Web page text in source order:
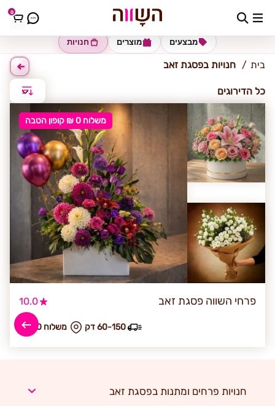
0 פסגת זאב
חנויות מוצרים מבצעים
בית חנויות בפסגת זאב
כל הדירוגים
משלוח 0 ₪ קופון הטבה
פרחי השווה פסגת זאב 10.0
₪ משלוח 20 60-150 דק
חנויות פרחים ומתנות בפסגת זאב